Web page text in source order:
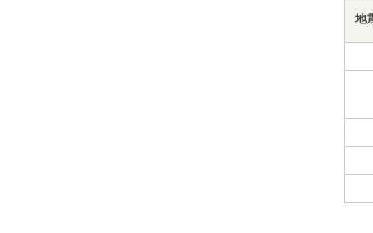
地